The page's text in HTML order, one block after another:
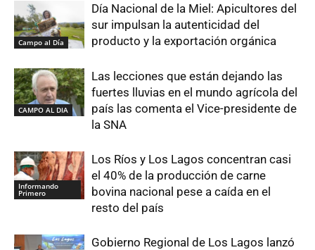
Campo al Día
Día Nacional de la Miel: Apicultores del
sur impulsan la autenticidad del
producto y la exportación orgánica
CAMPO AL DIA
Las lecciones que están dejando las
fuertes lluvias en el mundo agrícola del
país las comenta el Vice-presidente de
la SNA
Informando
Primero
Los Ríos y Los Lagos concentran casi
el 40% de la producción de carne
bovina nacional pese a caída en el
resto del país
Gobierno Regional de Los Lagos lanzó